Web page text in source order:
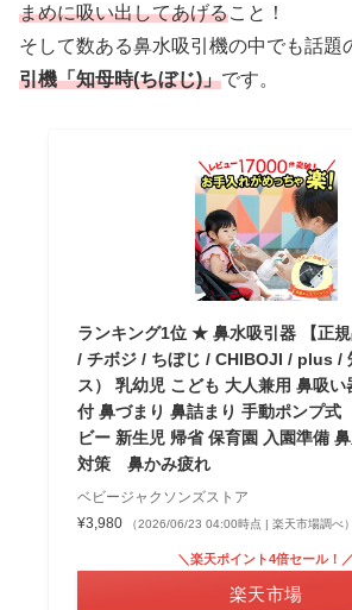
まめに吸い出してあげること！
そして数ある鼻水吸引機の中でも話題
引機「知母時(ちぼじ)」です。
ランキング1位 ★ 鼻水吸引器 【正
/ チボジ / ちぼじ / CHIBOJI / plus /
ス） 乳幼児 こども 大人兼用 鼻吸い
付 鼻づまり 鼻詰まり 手動ポンプ
ビー 新生児 帰省 保育園 入園準備
対策 鼻かみ疲れ
ベビージャクソンズストア
¥3,980
（2026/06/23 04:00時点 | 楽天市場調べ）
＼楽天ポイント4倍セール！／
楽天市場